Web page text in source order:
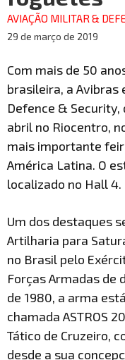
AVIAÇÃO MILITAR &
29 de março de 2019
Com mais de 50
brasileira, a Avibras
Defence & Security,
abril no Riocentro,
mais importante
América Latina. O
localizado no Hall 4.
Um dos destaques
Artilharia para
no Brasil pelo
Forças Armadas de
de 1980, a arma
chamada ASTROS
Tático de Cruzeiro,
desde a sua